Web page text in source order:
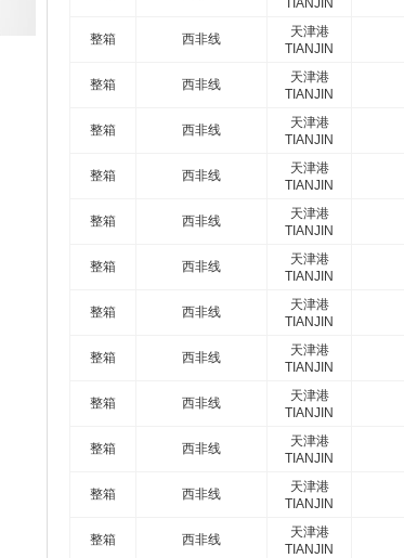
TIANJIN
整箱 西非线
天津港
TIANJIN
整箱 西非线
天津港
TIANJIN
整箱 西非线
天津港
TIANJIN
整箱 西非线
天津港
TIANJIN
整箱 西非线
天津港
TIANJIN
整箱 西非线
天津港
TIANJIN
整箱 西非线
天津港
TIANJIN
整箱 西非线
天津港
TIANJIN
整箱 西非线
天津港
TIANJIN
整箱 西非线
天津港
TIANJIN
整箱 西非线
天津港
TIANJIN
整箱 西非线
天津港
TIANJIN